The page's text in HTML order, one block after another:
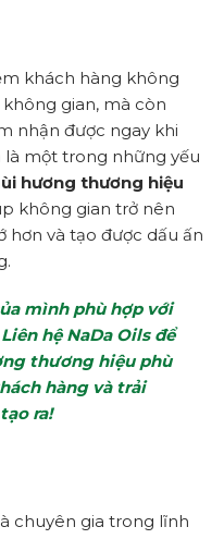
khách hàng không
gian, mà còn
nhận được ngay khi
là một trong những yếu
hương thương hiệu
không gian trở nên
hơn và tạo được dấu ấn
mình phù hợp với
hệ NaDa Oils để
thương hiệu phù
hàng và trải
ra!
chuyên gia trong lĩnh